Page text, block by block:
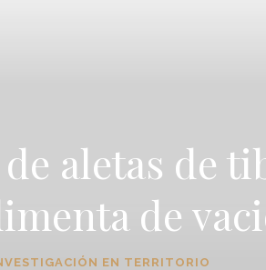
aletas de
de
EN TERRITORIO